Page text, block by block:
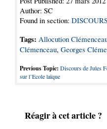
Author: SC
Found in section:
Tags: Allocution
Clémenceau, Georges
Previous Topic: Discours de Jules
sur l’Ecole laïque
Réagir à cet article ?